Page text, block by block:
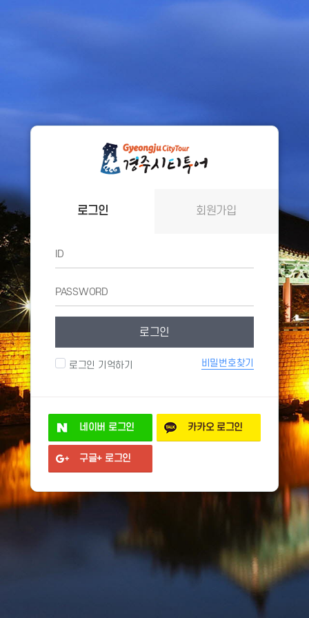
로그인 회원가입
로그인
로그인 기억하기 비밀번호찾기
네이버 로그인 카카오 로그인
구글+ 로그인